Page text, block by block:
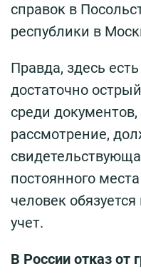
справок в
республики в
Правда, здесь
достаточно
среди
рассмотрение,
постоянного
человек
учет.
В России отказ